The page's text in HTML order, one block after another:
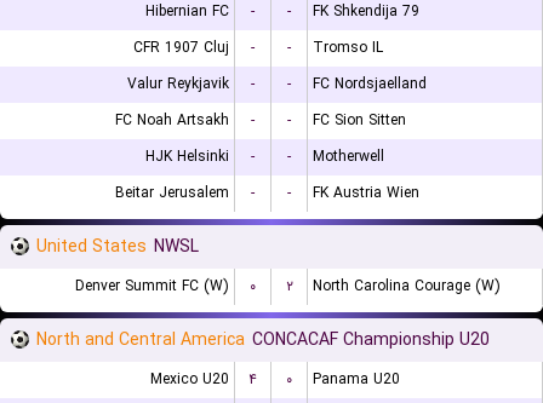
Hibernian FC - -
FK Shkendija 79
CFR 1907 Cluj
- -
Tromso IL
Valur Reykjavik
- -
FC Nordsjaelland
FC Noah Artsakh
- -
FC Sion Sitten
HJK Helsinki
- -
Motherwell
Beitar Jerusalem
- - FK Austria Wien
United States NWSL
Denver Summit FC (W) ۰ ۲ North Carolina Courage (W)
North and Central America CONCACAF Championship U20
Mexico U20 ۴ ۰
Panama U20